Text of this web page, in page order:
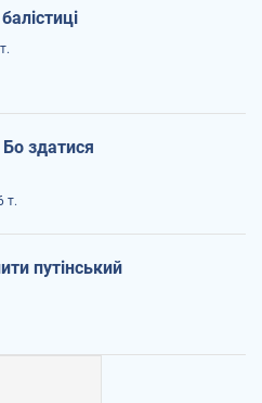
Бо здатися
т.
путінський